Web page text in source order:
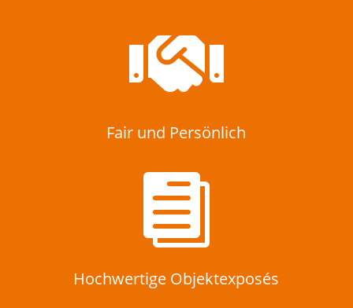

Fair und Persönlich

Hochwertige Objektexposés